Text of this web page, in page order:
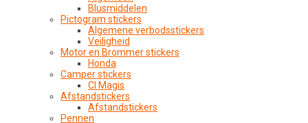
Blusmiddelen
Pictogram stickers
Algemene verbodsstickers
Veiligheid
Motor en Brommer stickers
Honda
Camper stickers
CI Magis
Afstandstickers
Afstandstickers
Pennen